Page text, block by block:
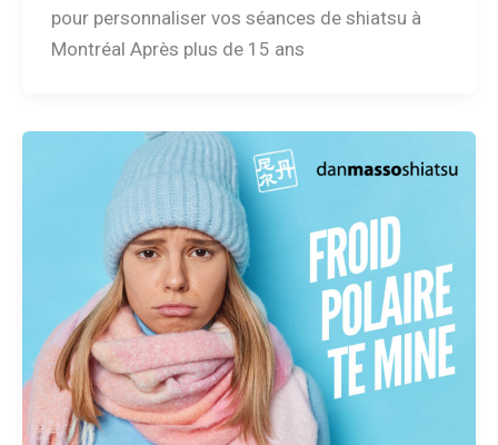
pour personnaliser vos séances de shiatsu à
Montréal Après plus de 15 ans